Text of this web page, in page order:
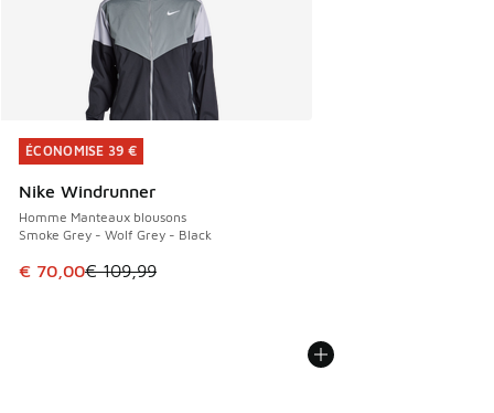
ÉCONOMISE 39 €
Nike Windrunner
Homme Manteaux blousons
Smoke Grey - Wolf Grey - Black
Cet article est en promotion. Prix en baisse de € 109,99 à
€ 70,00€ 109,99
ÉCONOMISE 39 €